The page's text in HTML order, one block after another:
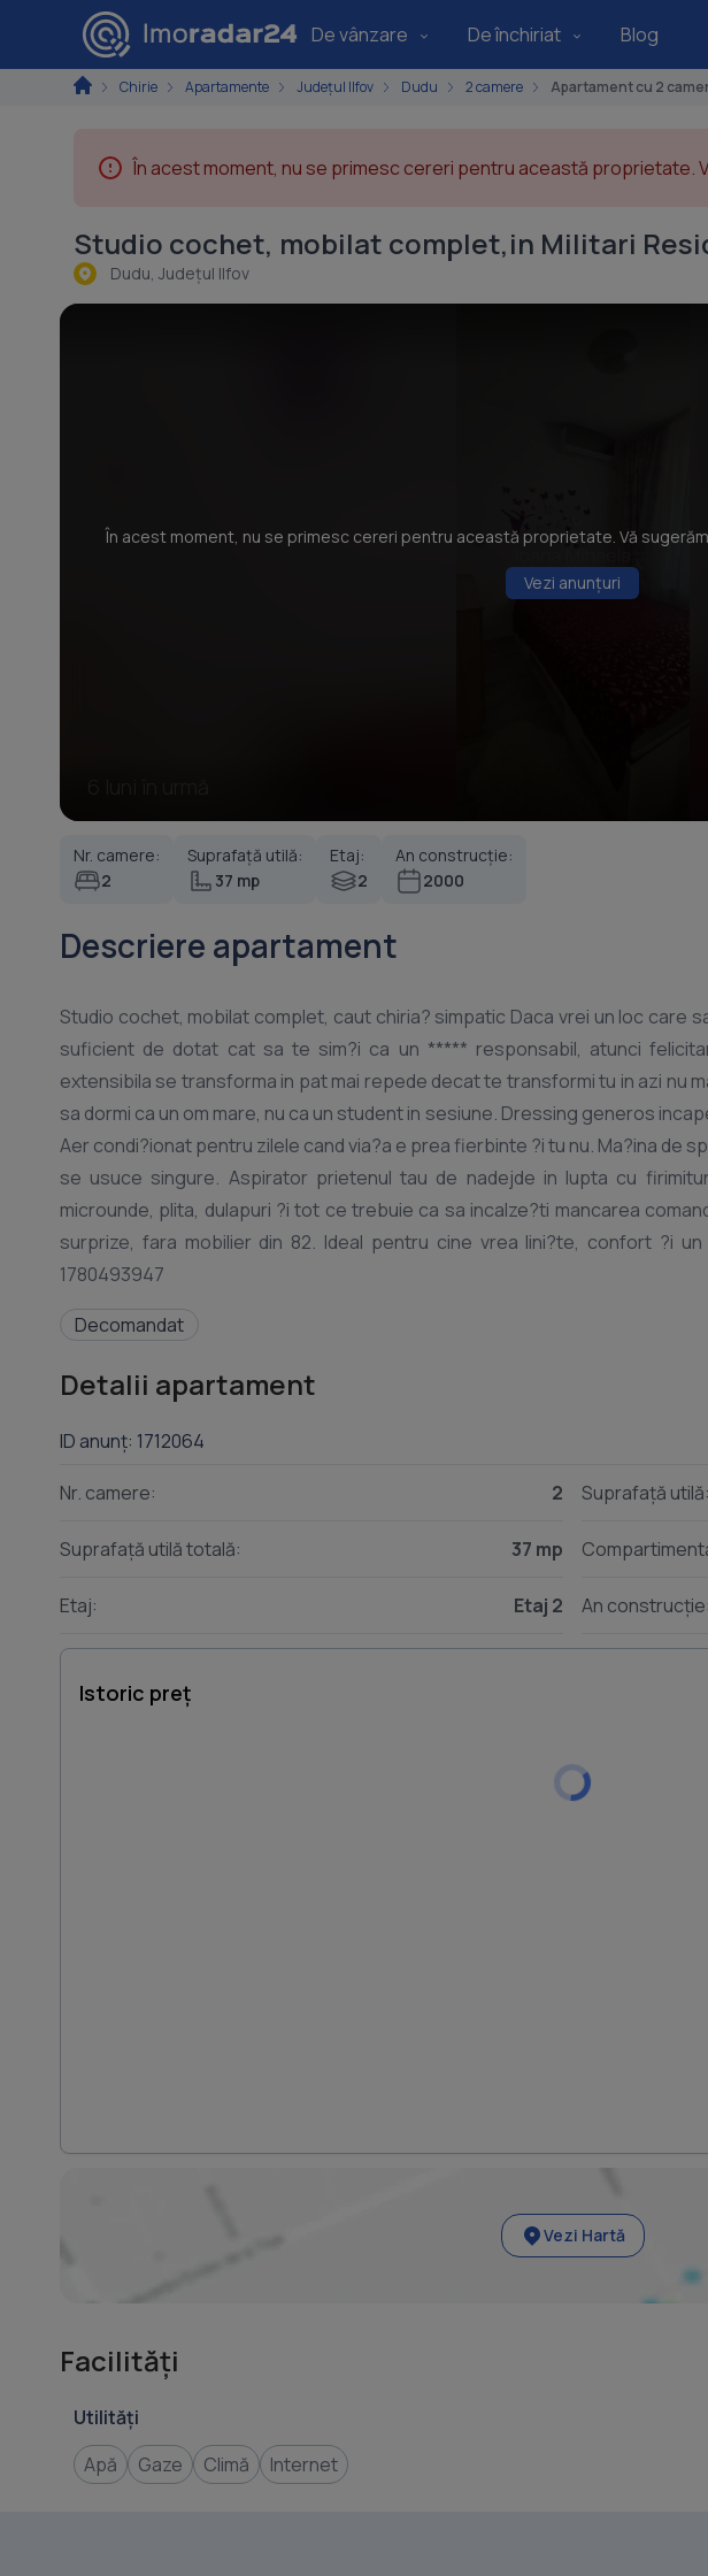
De vânzare De închiriat Blog
Chirie Apartamente Județul Ilfov Dudu 2 camere Apartament cu 2
În acest moment, nu se primesc cereri pentru această proprietate.
Studio cochet, mobilat complet,in Militari
Dudu, Judeţul Ilfov
În acest moment, nu se primesc cereri pentru această proprietate. Vă
Vezi anunțuri
Nr. camere:
2
Suprafață utilă:
37 mp
Etaj:
2
An construcție:
2000
Descriere apartament
Studio cochet, mobilat complet, caut chiria? simpatic Daca vrei un loc care sa fie mic cat sa nu faci curat o zi intreaga, dar
suficient de dotat cat sa te sim?i ca un ***** responsabil, atunci felicitari, l-ai gasit. Ce te
extensibila se transforma in pat mai repede decat te transformi tu in azi nu
sa dormi ca un om mare, nu ca un student in sesiune. Dressing generos
Aer condi?ionat pentru zilele cand via?a e prea fierbinte ?i tu nu. Ma?ina de
se usuce singure. Aspirator prietenul tau de nadejde in lupta cu
microunde, plita, dulapuri ?i tot ce trebuie ca sa incalze?ti mancarea
surprize, fara mobilier din 82. Ideal pentru cine vrea lini?te, confort ?i un loc care sa nu-i complice via?a ID anun? :
Decomandat
Detalii apartament
ID anunț: 1712064
Nr. camere: 2 Suprafață utilă:
Suprafață utilă totală: 37 mp
Etaj: Etaj 2 An construcție:
Istoric preț
Vezi Hartă
Facilități
Utilități
Apă
Gaze Climă Internet